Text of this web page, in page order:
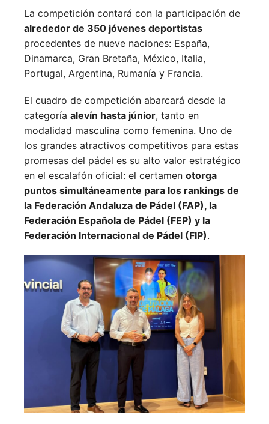
La competición contará con la participación de
alrededor de 350 jóvenes deportistas
procedentes de nueve naciones: España,
Dinamarca, Gran Bretaña, México, Italia,
Portugal, Argentina, Rumanía y Francia.
El cuadro de competición abarcará desde la
categoría alevín hasta júnior, tanto en
modalidad masculina como femenina. Uno de
los grandes atractivos competitivos para estas
promesas del pádel es su alto valor estratégico
en el escalafón oficial: el certamen otorga
puntos simultáneamente para los rankings de
la Federación Andaluza de Pádel (FAP), la
Federación Española de Pádel (FEP) y la
Federación Internacional de Pádel (FIP).